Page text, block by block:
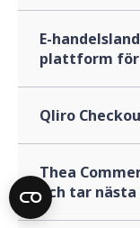
E-
plattform
Qliro
Thea
och tar